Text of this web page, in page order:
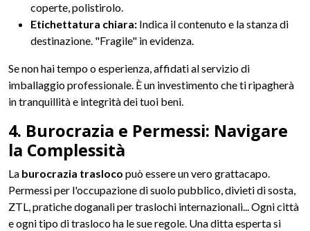
coperte, polistirolo.
Etichettatura chiara: Indica il contenuto e la stanza di
destinazione. "Fragile" in evidenza.
Se non hai tempo o esperienza, affidati al servizio di
imballaggio professionale. È un investimento che ti ripagherà
in tranquillità e integrità dei tuoi beni.
4. Burocrazia e Permessi: Navigare
la Complessità
La burocrazia trasloco può essere un vero grattacapo.
Permessi per l'occupazione di suolo pubblico, divieti di sosta,
ZTL, pratiche doganali per traslochi internazionali... Ogni città
e ogni tipo di trasloco ha le sue regole. Una ditta esperta si